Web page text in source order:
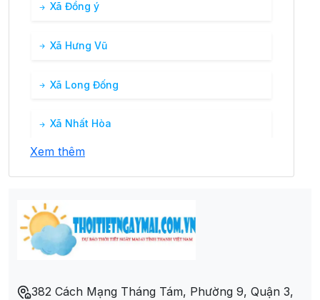
Xã Đồng ý
Xã Hưng Vũ
Xã Long Đống
Xã Nhất Hòa
Xã Tân Thành
Xem thêm
382 Cách Mạng Tháng Tám, Phường 9, Quận 3,